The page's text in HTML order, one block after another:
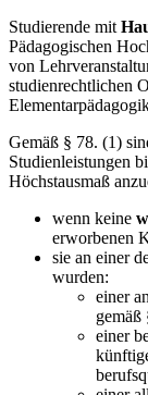
Studierende mit
Pädagogischen
von
studienrechtlichen
Gemäß § 78. (1)
Studienleistungen
Höchstausmaß
wenn keine
erworbenen
sie an einer
wurden:
einer
einer